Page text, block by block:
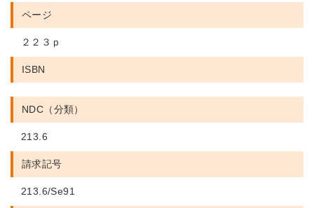
ページ
２２３ｐ
ISBN
NDC（分類）
213.6
請求記号
213.6/Se91